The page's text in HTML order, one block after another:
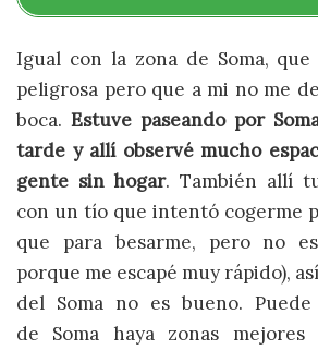
Igual con la zona de Soma,
peligrosa pero que a mi no me
boca. Estuve paseando por
tarde y allí observé mucho
gente sin hogar. También allí
con un tío que intentó cogerme
que para besarme, pero no
porque me escapé muy rápido),
del Soma no es bueno.
de Soma haya zonas mejores